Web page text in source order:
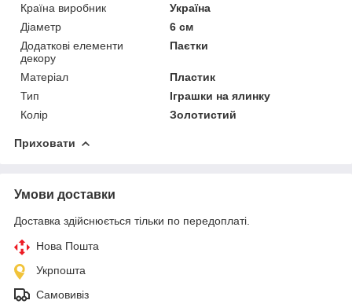
Країна виробник
Україна
Діаметр
6 см
Додаткові елементи
декору
Паєтки
Матеріал
Пластик
Тип
Іграшки на ялинку
Колір
Золотистий
Приховати
Умови доставки
Доставка здійснюється тільки по передоплаті.
Нова Пошта
Укрпошта
Самовивіз